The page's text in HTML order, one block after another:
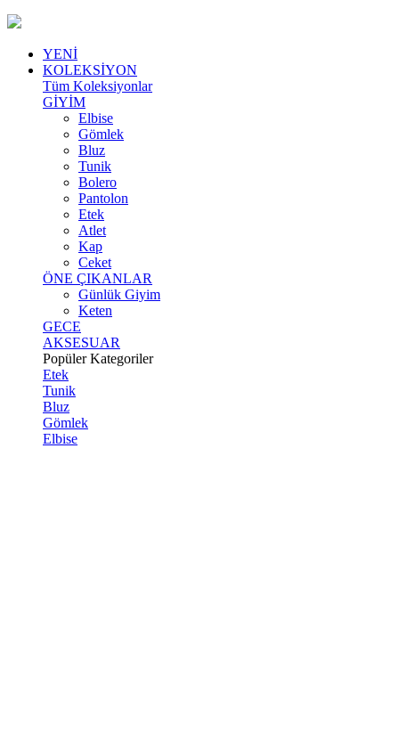
YENİ
KOLEKSİYON
Tüm Koleksiyonlar
GİYİM
Elbise
Gömlek
Bluz
Tunik
Bolero
Pantolon
Etek
Atlet
Kap
Ceket
ÖNE ÇIKANLAR
Günlük Giyim
Keten
GECE
AKSESUAR
Popüler Kategoriler
Etek
Tunik
Bluz
Gömlek
Elbise